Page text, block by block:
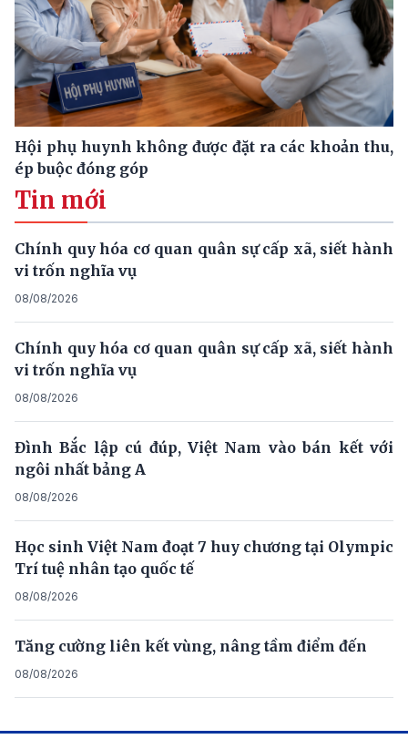
Hội phụ huynh không được đặt ra các khoản thu,
ép buộc đóng góp
Tin mới
Chính quy hóa cơ quan quân sự cấp xã, siết hành
vi trốn nghĩa vụ
08/08/2026
Chính quy hóa cơ quan quân sự cấp xã, siết hành
vi trốn nghĩa vụ
08/08/2026
Đình Bắc lập cú đúp, Việt Nam vào bán kết với
ngôi nhất bảng A
08/08/2026
Học sinh Việt Nam đoạt 7 huy chương tại Olympic
Trí tuệ nhân tạo quốc tế
08/08/2026
Tăng cường liên kết vùng, nâng tầm điểm đến
08/08/2026